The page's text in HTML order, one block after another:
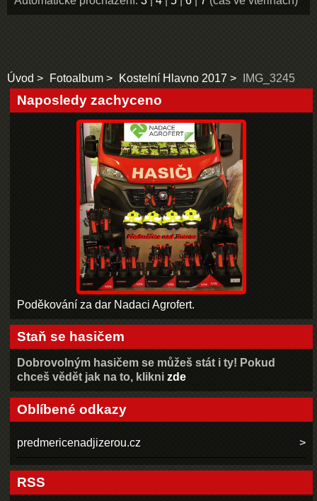
Úvod Fotoalbum Kostelní Hlavno 2017 IMG_3245
Naposledy zachyceno
Poděkování za dar Nadaci Agrofert.
Staň se hasičem
Dobrovolným hasičem se můžeš stát i ty! Pokud
chceš vědět jak na to, kliknizde
Oblíbené odkazy
predmericenadjizerou.cz
RSS